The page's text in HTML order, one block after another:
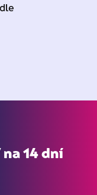
14 dní